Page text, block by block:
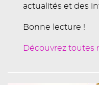
actualités et des
Bonne lecture !
Découvrez toutes